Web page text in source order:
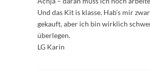
Und das Kit is klasse. Hab’s mir
gekauft, aber ich bin wirklich
überlegen.
LG Karin